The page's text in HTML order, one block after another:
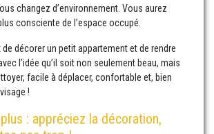
changez d’environnement. Vous aurez
consciente de l’espace occupé.
décorer un petit appartement et de rendre
l’idée qu’il soit non seulement beau, mais
facile à déplacer, confortable et, bien
!
: appréciez la décoration,